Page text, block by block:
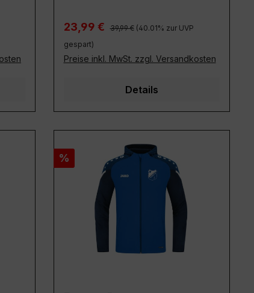
Verkaufspreis:
23,99 € Regulärer Preis:
39,99 € (40.01% zur UVP
gespart)
Preise inkl. MwSt. zzgl. Versandkosten
Details
Rabatt
%